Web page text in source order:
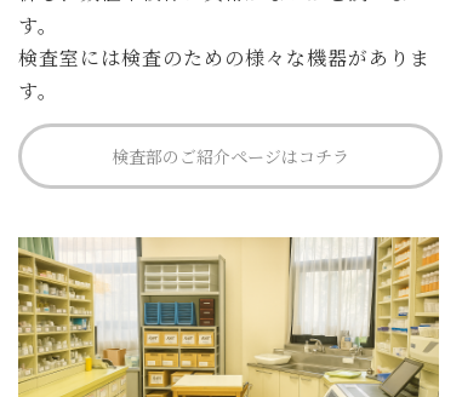
す。
検査室には検査のための様々な機器がありま
す。
検査部のご紹介ページはコチラ